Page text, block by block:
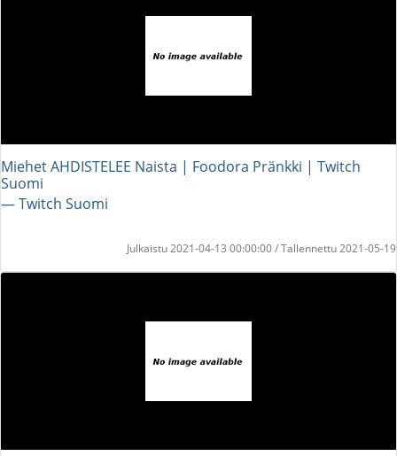
Miehet AHDISTELEE Naista | Foodora Pränkki | Twitch
Suomi
― Twitch Suomi
Julkaistu 2021-04-13 00:00:00 / Tallennettu 2021-05-19